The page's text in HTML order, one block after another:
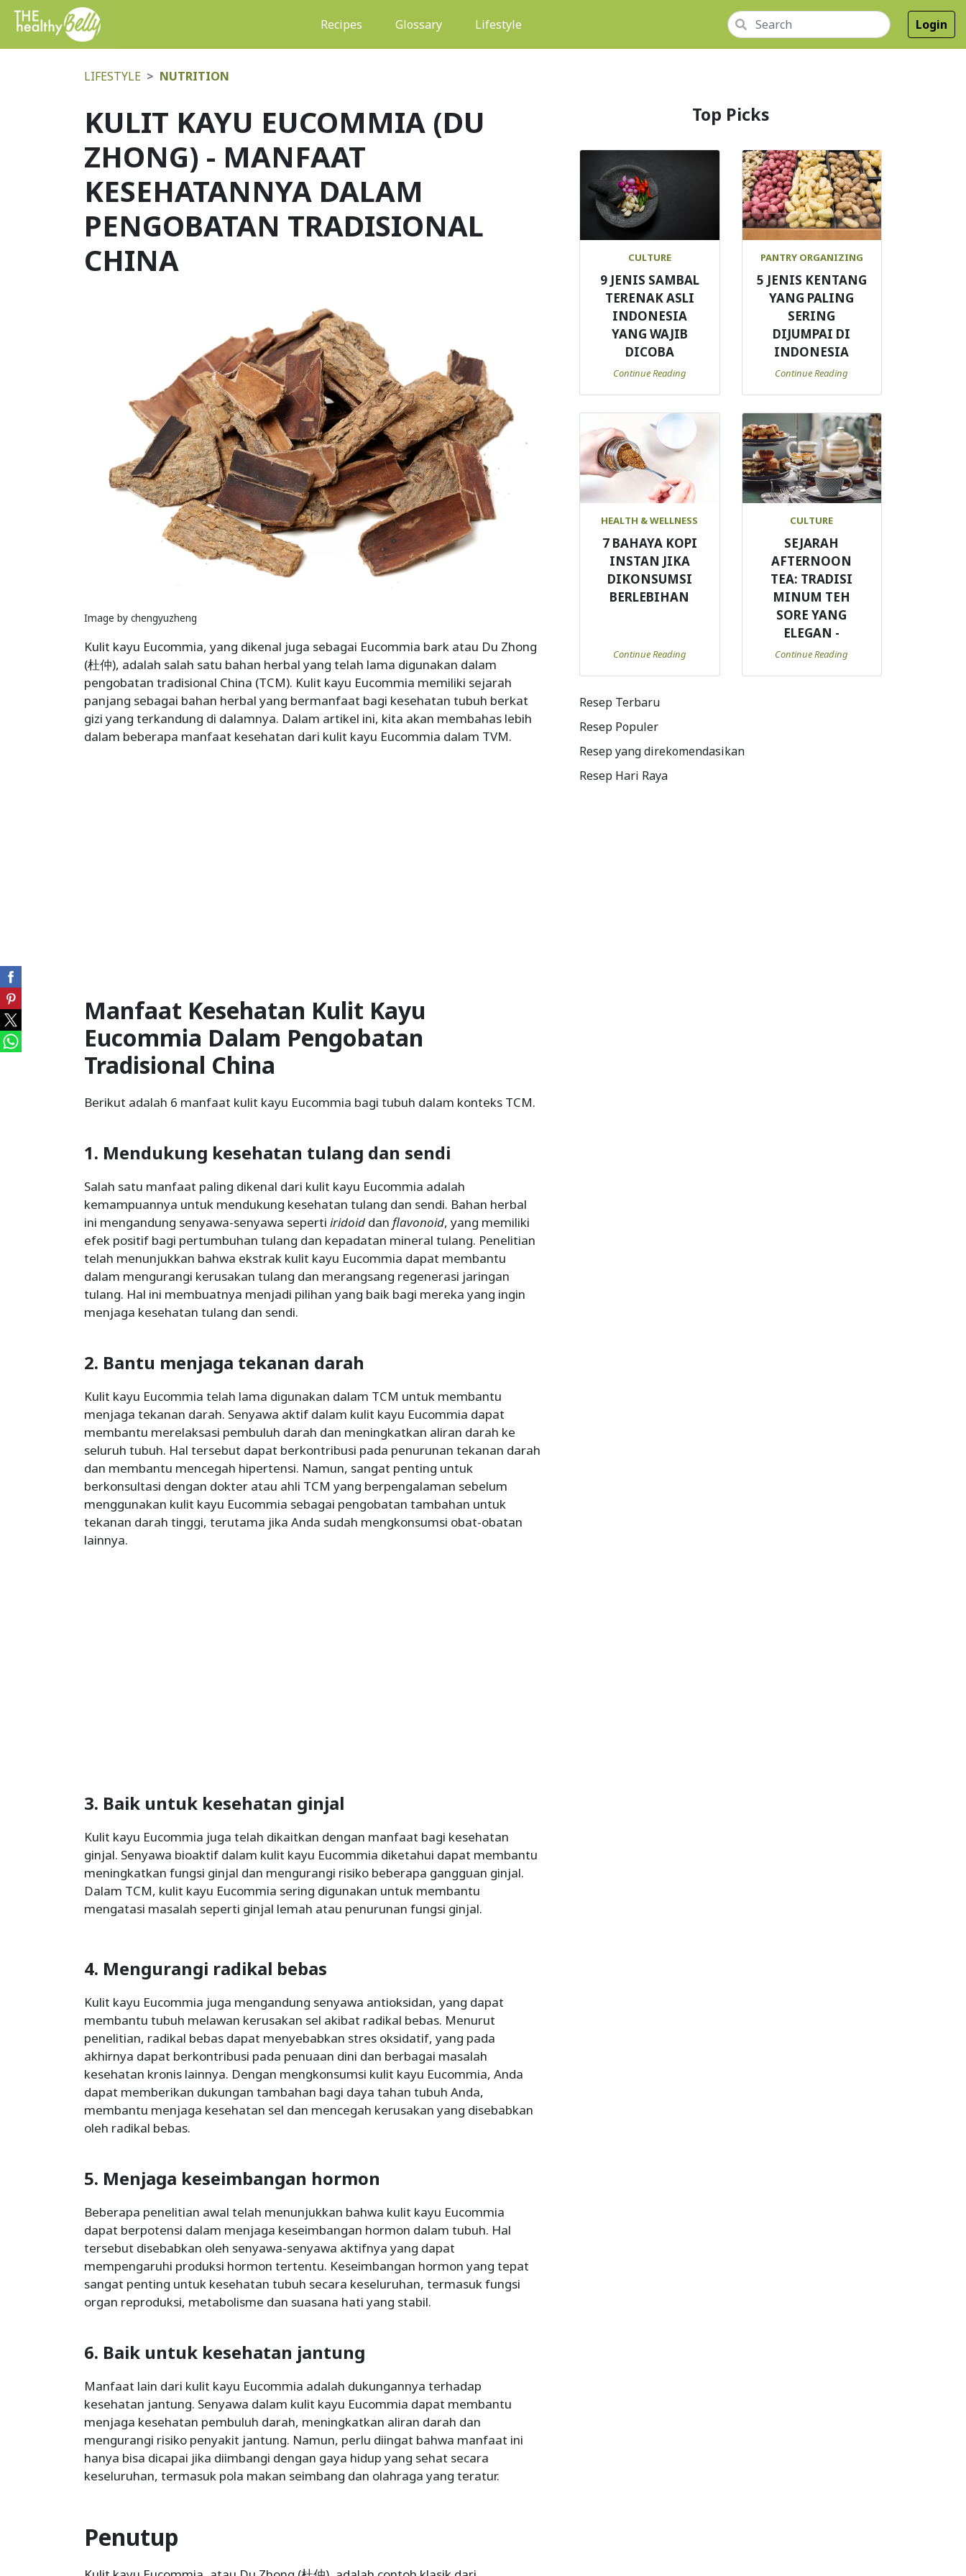
Recipes (current)Glossary Lifestyle Login
LIFESTYLE NUTRITION
KULIT KAYU EUCOMMIA (DU
ZHONG) - MANFAAT
KESEHATANNYA DALAM
PENGOBATAN TRADISIONAL
CHINA
Image by chengyuzheng
Kulit kayu Eucommia, yang dikenal juga sebagai Eucommia bark atau Du Zhong
(杜仲), adalah salah satu bahan herbal yang telah lama digunakan dalam
pengobatan tradisional China (TCM). Kulit kayu Eucommia memiliki sejarah
panjang sebagai bahan herbal yang bermanfaat bagi kesehatan tubuh berkat
gizi yang terkandung di dalamnya. Dalam artikel ini, kita akan membahas lebih
dalam beberapa manfaat kesehatan dari kulit kayu Eucommia dalam TVM.
Manfaat Kesehatan Kulit Kayu
Eucommia Dalam Pengobatan
Tradisional China
Berikut adalah 6 manfaat kulit kayu Eucommia bagi tubuh dalam konteks TCM.
1. Mendukung kesehatan tulang dan sendi
Salah satu manfaat paling dikenal dari kulit kayu Eucommia adalah
kemampuannya untuk mendukung kesehatan tulang dan sendi. Bahan herbal
ini mengandung senyawa-senyawa seperti iridoid dan flavonoid, yang memiliki
efek positif bagi pertumbuhan tulang dan kepadatan mineral tulang. Penelitian
telah menunjukkan bahwa ekstrak kulit kayu Eucommia dapat membantu
dalam mengurangi kerusakan tulang dan merangsang regenerasi jaringan
tulang. Hal ini membuatnya menjadi pilihan yang baik bagi mereka yang ingin
menjaga kesehatan tulang dan sendi.
2. Bantu menjaga tekanan darah
Kulit kayu Eucommia telah lama digunakan dalam TCM untuk membantu
menjaga tekanan darah. Senyawa aktif dalam kulit kayu Eucommia dapat
membantu merelaksasi pembuluh darah dan meningkatkan aliran darah ke
seluruh tubuh. Hal tersebut dapat berkontribusi pada penurunan tekanan darah
dan membantu mencegah hipertensi. Namun, sangat penting untuk
berkonsultasi dengan dokter atau ahli TCM yang berpengalaman sebelum
menggunakan kulit kayu Eucommia sebagai pengobatan tambahan untuk
tekanan darah tinggi, terutama jika Anda sudah mengkonsumsi obat-obatan
lainnya.
3. Baik untuk kesehatan ginjal
Kulit kayu Eucommia juga telah dikaitkan dengan manfaat bagi kesehatan
ginjal. Senyawa bioaktif dalam kulit kayu Eucommia diketahui dapat membantu
meningkatkan fungsi ginjal dan mengurangi risiko beberapa gangguan ginjal.
Dalam TCM, kulit kayu Eucommia sering digunakan untuk membantu
mengatasi masalah seperti ginjal lemah atau penurunan fungsi ginjal.
4. Mengurangi radikal bebas
Kulit kayu Eucommia juga mengandung senyawa antioksidan, yang dapat
membantu tubuh melawan kerusakan sel akibat radikal bebas. Menurut
penelitian, radikal bebas dapat menyebabkan stres oksidatif, yang pada
akhirnya dapat berkontribusi pada penuaan dini dan berbagai masalah
kesehatan kronis lainnya. Dengan mengkonsumsi kulit kayu Eucommia, Anda
dapat memberikan dukungan tambahan bagi daya tahan tubuh Anda,
membantu menjaga kesehatan sel dan mencegah kerusakan yang disebabkan
oleh radikal bebas.
5. Menjaga keseimbangan hormon
Beberapa penelitian awal telah menunjukkan bahwa kulit kayu Eucommia
dapat berpotensi dalam menjaga keseimbangan hormon dalam tubuh. Hal
tersebut disebabkan oleh senyawa-senyawa aktifnya yang dapat
mempengaruhi produksi hormon tertentu. Keseimbangan hormon yang tepat
sangat penting untuk kesehatan tubuh secara keseluruhan, termasuk fungsi
organ reproduksi, metabolisme dan suasana hati yang stabil.
6. Baik untuk kesehatan jantung
Manfaat lain dari kulit kayu Eucommia adalah dukungannya terhadap
kesehatan jantung. Senyawa dalam kulit kayu Eucommia dapat membantu
menjaga kesehatan pembuluh darah, meningkatkan aliran darah dan
mengurangi risiko penyakit jantung. Namun, perlu diingat bahwa manfaat ini
hanya bisa dicapai jika diimbangi dengan gaya hidup yang sehat secara
keseluruhan, termasuk pola makan seimbang dan olahraga yang teratur.
Penutup
Top Picks
CULTURE
9 JENIS SAMBAL
TERENAK ASLI
INDONESIA
YANG WAJIB
DICOBA
Continue Reading
PANTRY ORGANIZING
5 JENIS KENTANG
YANG PALING
SERING
DIJUMPAI DI
INDONESIA
Continue Reading
HEALTH & WELLNESS
7 BAHAYA KOPI
INSTAN JIKA
DIKONSUMSI
BERLEBIHAN
Continue Reading
CULTURE
SEJARAH
AFTERNOON
TEA: TRADISI
MINUM TEH
SORE YANG
ELEGAN -
Continue Reading
Resep Terbaru
Resep Populer
Resep yang direkomendasikan
Resep Hari Raya